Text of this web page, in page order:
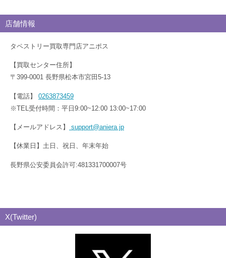
店舗情報
タペストリー買取専門店アニポス
【買取センター住所】
〒399-0001 長野県松本市宮田5-13
【電話】 0263873459
※TEL受付時間：平日9:00~12:00 13:00~17:00
【メールアドレス】 support@aniera.jp
【休業日】土日、祝日、年末年始
長野県公安委員会許可:481331700007号
X(Twitter)